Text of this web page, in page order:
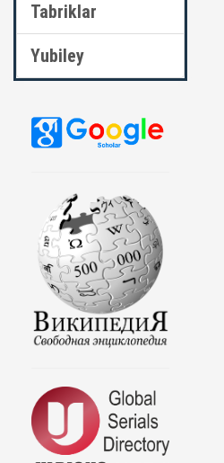
Tabriklar
Yubiley